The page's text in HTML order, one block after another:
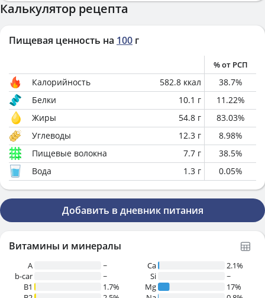
Калькулятор рецепта
Пищевая ценность на 100 г
% от РСП
Калорийность 582.8 ккал 38.7%
Белки
10.1 г 11.22%
Жиры
54.8 г 83.03%
Углеводы
12.3 г 8.98%
Пищевые волокна
7.7 г 38.5%
Вода
1.3 г 0.05%
Добавить в дневник питания
Витамины и минералы
A
~
b-car
~
В1
1.7%
Ca
2.1%
Si
~
Mg
17%